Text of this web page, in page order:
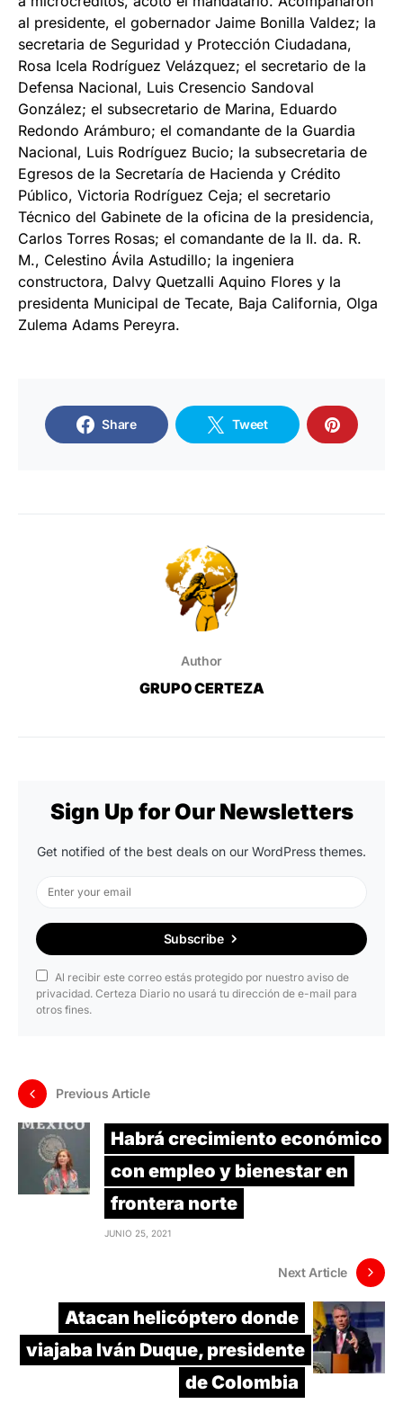
al presidente, el gobernador Jaime Bonilla Valdez; la
secretaria de Seguridad y Protección Ciudadana,
Rosa Icela Rodríguez Velázquez; el secretario de la
Defensa Nacional, Luis Cresencio Sandoval
González; el subsecretario de Marina, Eduardo
Redondo Arámburo; el comandante de la Guardia
Nacional, Luis Rodríguez Bucio; la subsecretaria de
Egresos de la Secretaría de Hacienda y Crédito
Público, Victoria Rodríguez Ceja; el secretario
Técnico del Gabinete de la oficina de la presidencia,
Carlos Torres Rosas; el comandante de la II. da. R.
M., Celestino Ávila Astudillo; la ingeniera
constructora, Dalvy Quetzalli Aquino Flores y la
presidenta Municipal de Tecate, Baja California, Olga
Zulema Adams Pereyra.
Share Tweet
Author
GRUPO CERTEZA
Sign Up for Our Newsletters
Get notified of the best deals on our WordPress themes.
Subscribe
Al recibir este correo estás protegido por nuestro aviso de
privacidad. Certeza Diario no usará tu dirección de e-mail para
otros fines.
Previous Article
Habrá crecimiento económico
con empleo y bienestar en
frontera norte
JUNIO 25, 2021
Next Article
Atacan helicóptero donde
viajaba Iván Duque, presidente
de Colombia